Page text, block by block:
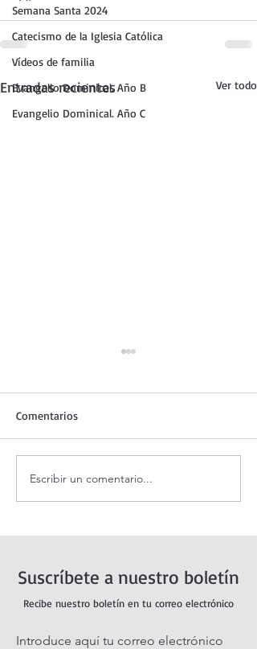
Semana Santa 2024
Catecismo de la Iglesia Católica
Vídeos de familia
Evangelio Dominical. Año B
Evangelio Dominical. Año C
Entradas recientes Ver todo
Santo Rosario de hoy
viernes. Misterios
Comentarios
Escribir un comentario...
Suscríbete a nuestro boletín
Recibe nuestro boletín en tu correo electrónico
Introduce aquí tu correo electrónico